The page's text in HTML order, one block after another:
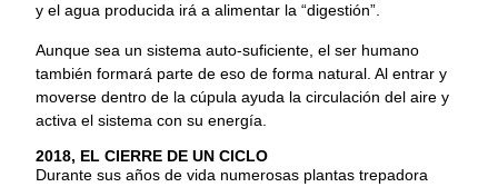
y el agua producida irá a alimentar la “digestión”.
Aunque sea un sistema auto-suficiente, el ser humano
también formará parte de eso de forma natural. Al entrar y
moverse dentro de la cúpula ayuda la circulación del aire y
activa el sistema con su energía.
2018, EL CIERRE DE UN CICLO
Durante sus años de vida numerosas plantas trepadora